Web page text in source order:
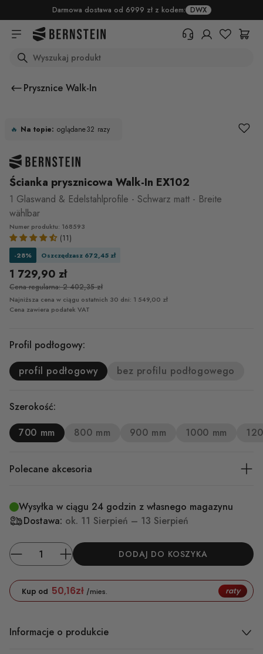
Skip to main contentDarmowa dostawa od 6999 zł z kodem: DWX
Search
Prysznice Walk-In
BESTSELLER
🔥 Na topie: oglądane32 razy
Ścianka prysznicowa Walk-In EX102
1 Glaswand & Edelstahlprofile - Schwarz matt - Breite
wählbar
Numer produktu: 168593
(11)
-28% Oszczędzasz 672,45 zł
1 729,90 zł
Cena regularna: 2 402,35 zł
Najniższa cena w ciągu ostatnich 30 dni: 1 549,00 zł
Cena zawiera podatek VAT
Profil podłogowy:
profil podłogowy
bez profilu podłogowego
Szerokość:
700 mm
800 mm 900 mm 1000 mm
Polecane akcesoria
Wysyłka w ciągu 24 godzin z własnego magazynu
Dostawa: ok. 11 Sierpień – 13 Sierpień
DODAJ DO KOSZYKA
Kup od 50,16zł /mies. raty
Informacje o produkcie